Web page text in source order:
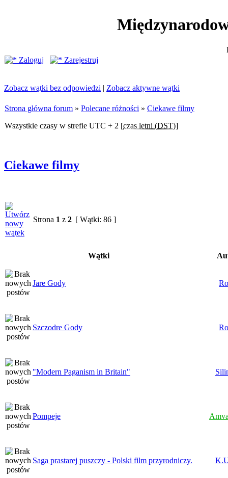
Zaloguj
Zarejestruj
Zobacz wątki bez odpowiedzi | Zobacz aktywne wątki
Strona główna forum » Polecane różności » Ciekawe filmy
Wszystkie czasy w strefie UTC + 2 [czas letni (DST)]
Ciekawe filmy
Strona 1 z 2 [ Wątki: 86 ]
Wątki
Jare Gody
Szczodre Gody
"Modern Paganism in Britain"
Pompeje
Saga prastarej puszczy - Polski film przyrodniczy.